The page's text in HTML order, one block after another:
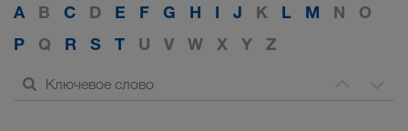
A B C D E F G H I J K L M N
O
P
Q R S T U V W X Y Z